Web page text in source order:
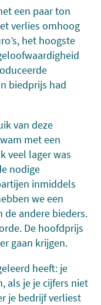
een paar ton
verlies omhoog
het hoogste
biedprijs had
van deze
met een
veel lager was
nodige
inmiddels
we een
de andere bieders.
De hoofdprijs
gaan krijgen.
heeft: je
als je je cijfers niet
je bedrijf verliest